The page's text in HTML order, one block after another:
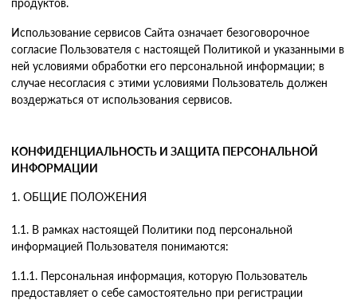
продуктов.
Использование сервисов Сайта означает безоговорочное
согласие Пользователя с настоящей Политикой и указанными в
ней условиями обработки его персональной информации; в
случае несогласия с этими условиями Пользователь должен
воздержаться от использования сервисов.
КОНФИДЕНЦИАЛЬНОСТЬ И ЗАЩИТА ПЕРСОНАЛЬНОЙ
ИНФОРМАЦИИ
1. ОБЩИЕ ПОЛОЖЕНИЯ
1.1. В рамках настоящей Политики под персональной
информацией Пользователя понимаются:
1.1.1. Персональная информация, которую Пользователь
предоставляет о себе самостоятельно при регистрации